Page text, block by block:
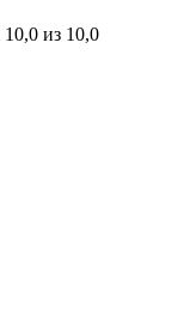
10,0 из 10,0